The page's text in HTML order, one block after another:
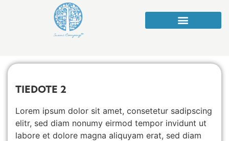
TIEDOTE 2
Lorem ipsum dolor sit amet, consetetur sadipscing
elitr, sed diam nonumy eirmod tempor invidunt ut
labore et dolore magna aliquyam erat, sed diam